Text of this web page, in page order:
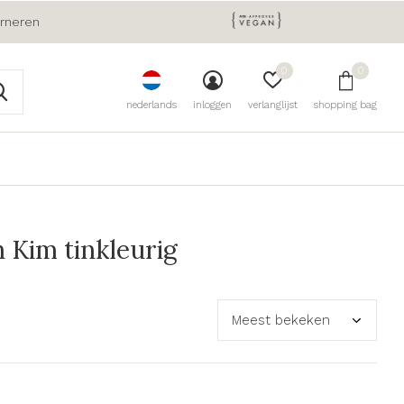
nederlands inloggen verlanglijst
0
shopping bag
0
Kim tinkleurig